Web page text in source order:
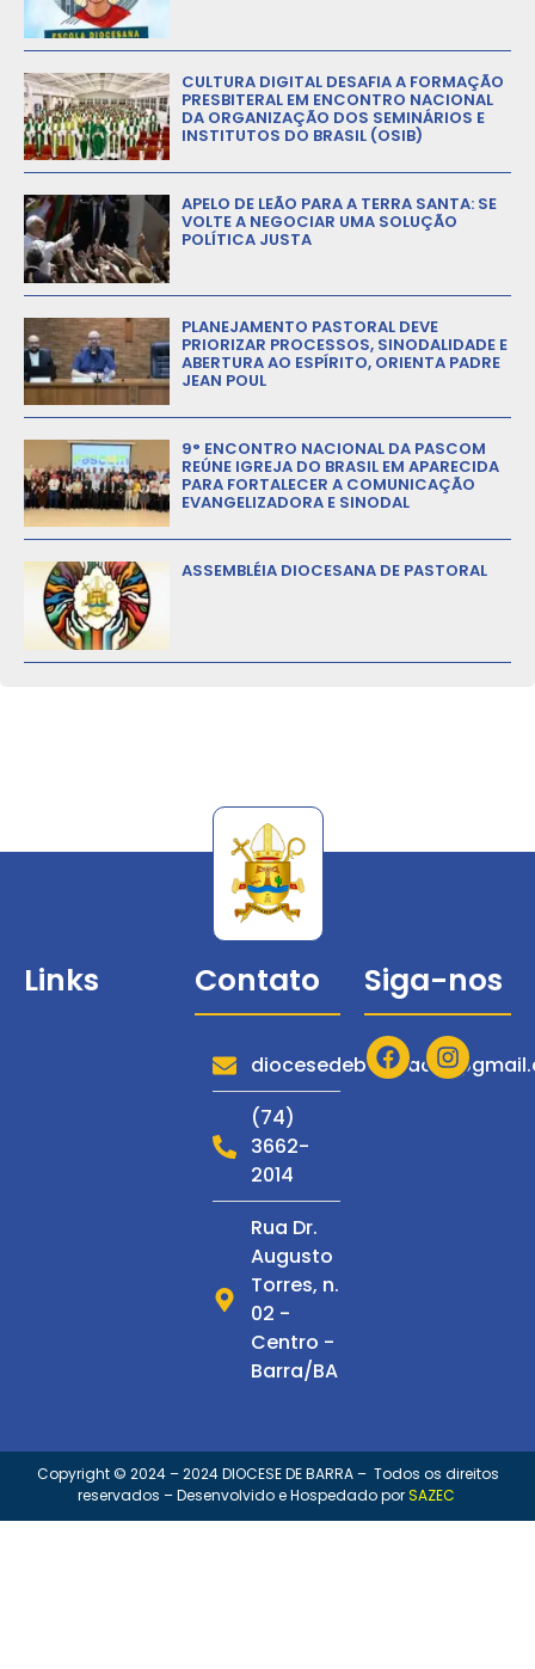
CULTURA DIGITAL DESAFIA A FORMAÇÃO
PRESBITERAL EM ENCONTRO NACIONAL
DA ORGANIZAÇÃO DOS SEMINÁRIOS E
INSTITUTOS DO BRASIL (OSIB)
APELO DE LEÃO PARA A TERRA SANTA: SE
VOLTE A NEGOCIAR UMA SOLUÇÃO
POLÍTICA JUSTA
PLANEJAMENTO PASTORAL DEVE
PRIORIZAR PROCESSOS, SINODALIDADE E
ABERTURA AO ESPÍRITO, ORIENTA PADRE
JEAN POUL
9° ENCONTRO NACIONAL DA PASCOM
REÚNE IGREJA DO BRASIL EM APARECIDA
PARA FORTALECER A COMUNICAÇÃO
EVANGELIZADORA E SINODAL
ASSEMBLÉIA DIOCESANA DE PASTORAL
Links
Serviços
Notícias
Espiritualidade
Multimídia
Espiritualidade
S. Francisco
Contato
(74)
3662-
2014
Rua Dr.
Augusto
Torres, n.
02 -
Centro -
Barra/BA
Siga-nos
Copyright © 2024 – 2024 DIOCESE DE BARRA – Todos os direitos
reservados – Desenvolvido e Hospedado porSAZEC